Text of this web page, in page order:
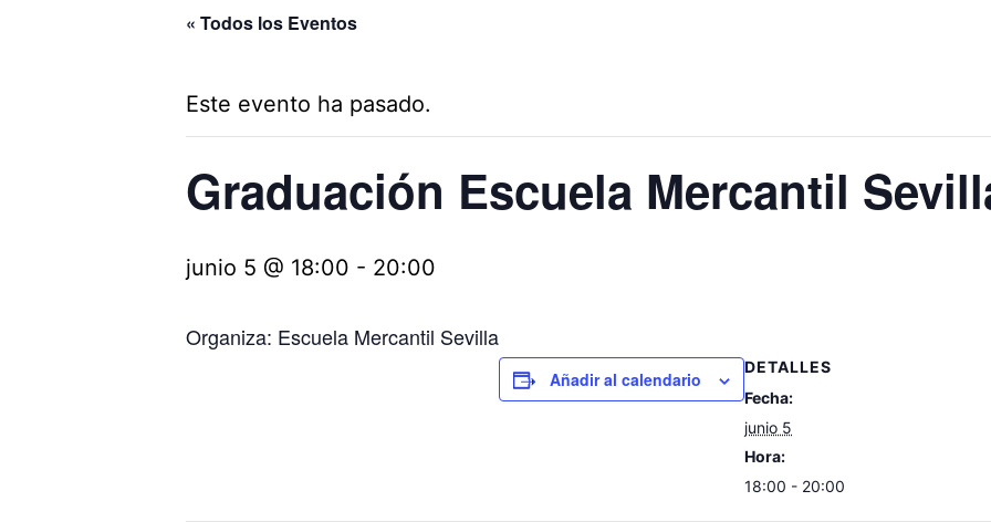
« Todos los Eventos
Este evento ha pasado.
Graduación Escuela Mercantil
junio 5 @ 18:00 - 20:00
Organiza: Escuela Mercantil Sevilla
Añadir al calendario
DETALLES
Fecha:
junio 5
Hora:
18:00 - 20:00